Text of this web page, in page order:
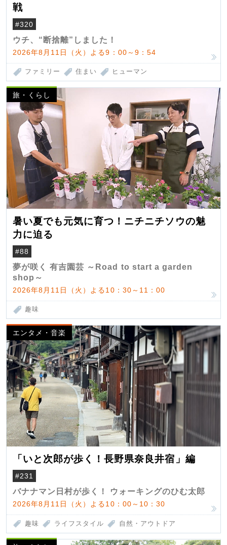
戦
#320
ウチ、“断捨離”しました！
2026年8月11日（火）よる9：00～9：54
ファミリー 住まい ヒューマン
旅・くらし
暑い夏でも元気に育つ！ニチニチソウの魅
力に迫る
#88
夢が咲く 有吉園芸 ～Road to start a garden
shop～
2026年8月11日（火）よる10：30～11：00
趣味
エンタメ・音楽
「いと次郎が歩く！長野県奈良井宿」編
#231
バナナマン日村が歩く！ ウォーキングのひむ太郎
2026年8月11日（火）よる10：00～10：30
趣味 ライフスタイル 自然・アウトドア